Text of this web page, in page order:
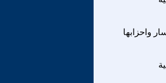
واحزابها